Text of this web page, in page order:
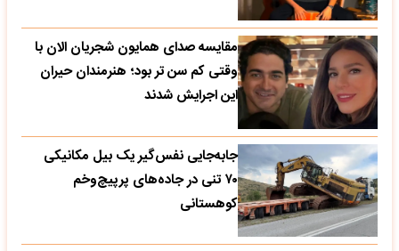
مقایسه صدای همایون شجریان الان با
وقتی کم سن تر بود؛ هنرمندان حیران
این اجرایش شدند
جابه‌جایی نفس‌گیر یک بیل مکانیکی
۷۰ تنی در جاده‌های پرپیچ‌وخم
کوهستانی